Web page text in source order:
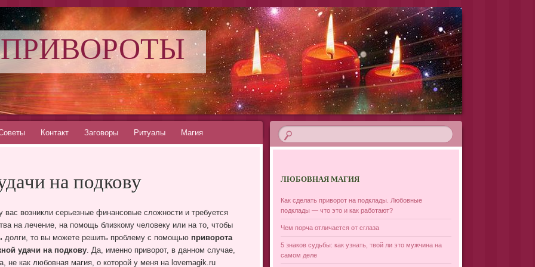
Контакт Заговоры Ритуалы Магия
на подкову
вас возникли серьезные финансовые сложности и требуется
на лечение, на помощь близкому человеку или на то, чтобы
долги, то вы можете решить проблему с помощью приворота
удачи на подкову. Да, именно приворот, в данном случае,
не как любовная магия, о которой у меня на lovemagik.ru
ЛЮБОВНАЯ МАГИЯ
Как сделать приворот на подклады. Любовные
подклады — что это и как работают?
Чем порча отличается от сглаза
5 знаков судьбы: как узнать, твой ли это мужчина на
самом деле